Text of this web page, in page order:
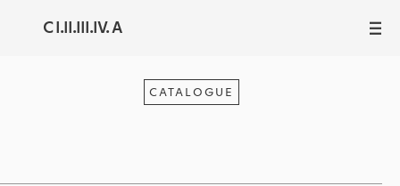
C I.II.III.IV. A III
CATALOGUE